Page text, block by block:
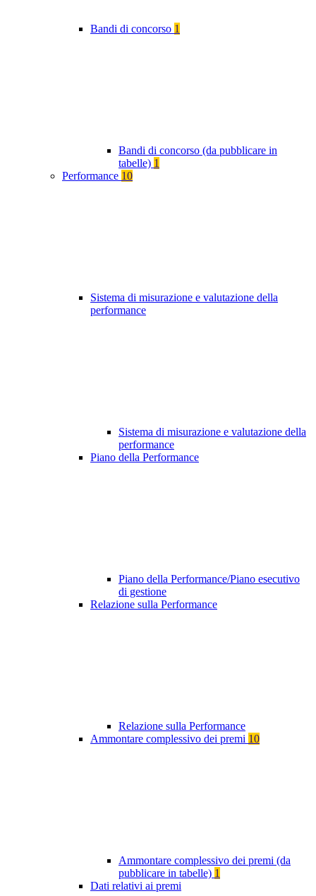
Bandi di concorso 1
Bandi di concorso (da pubblicare in
tabelle) 1
Performance 10
Sistema di misurazione e valutazione della
performance
Sistema di misurazione e valutazione della
performance
Piano della Performance
Piano della Performance/Piano esecutivo
di gestione
Relazione sulla Performance
Relazione sulla Performance
Ammontare complessivo dei premi 10
Ammontare complessivo dei premi (da
pubblicare in tabelle) 1
Dati relativi ai premi